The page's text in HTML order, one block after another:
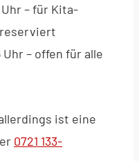
Uhr – für Kita-
reserviert
Uhr – offen für alle
ist eine
0721 133-